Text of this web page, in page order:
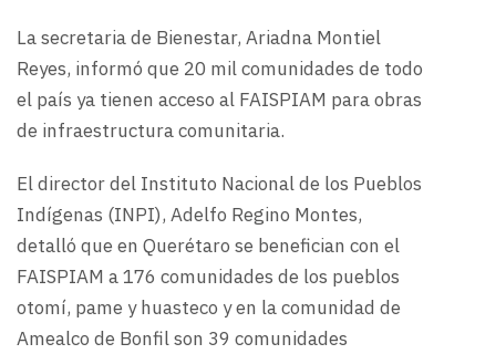
La secretaria de Bienestar, Ariadna Montiel
Reyes, informó que 20 mil comunidades de todo
el país ya tienen acceso al FAISPIAM para obras
de infraestructura comunitaria.
El director del Instituto Nacional de los Pueblos
Indígenas (INPI), Adelfo Regino Montes,
detalló que en Querétaro se benefician con el
FAISPIAM a 176 comunidades de los pueblos
otomí, pame y huasteco y en la comunidad de
Amealco de Bonfil son 39 comunidades